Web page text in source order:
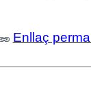
Enllaç